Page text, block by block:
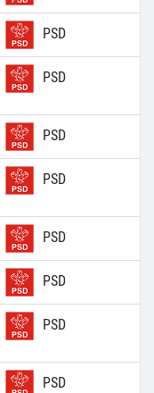
PSD
PSD
PSD
PSD
PSD
PSD
PSD
PSD